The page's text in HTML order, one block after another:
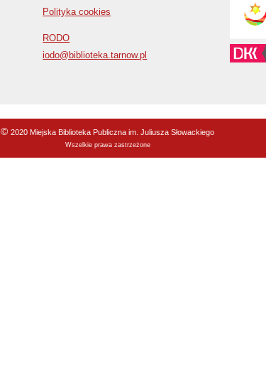
Polityka cookies
RODO
iodo@biblioteka.tarnow.pl
©2020 Miejska Biblioteka Publiczna im. Juliusza Słowackiego
Wszelkie prawa zastrzeżone